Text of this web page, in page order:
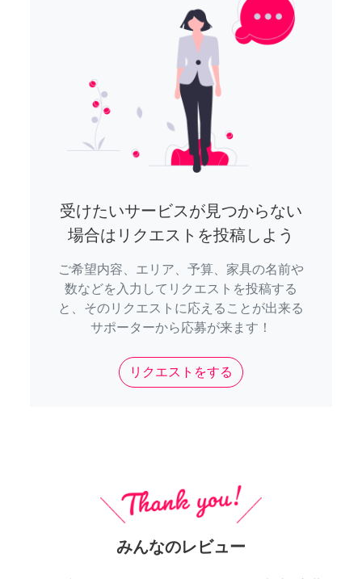
受けたいサービスが見つからない
場合はリクエストを投稿しよう
ご希望内容、エリア、予算、家具の名前や
数などを入力してリクエストを投稿する
と、そのリクエストに応えることが出来る
サポーターから応募が来ます！
リクエストをする
みんなのレビュー